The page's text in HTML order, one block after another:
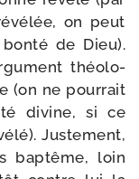
on peut
de Dieu).
théo­lo­
(on ne pour­rait
divine, si ce
Justement,
bap­tême, loin